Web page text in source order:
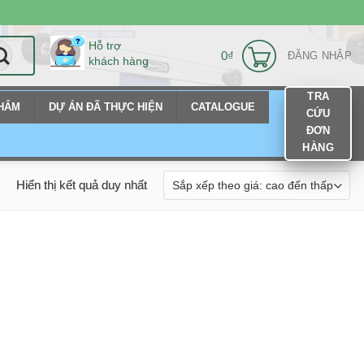
Hỗ trợ
khách hàng
0₫ ĐĂNG NHẬP
DỰ ÁN ĐÃ THỰC HIỆN CATALOGUE
TRA
CỨU
ĐƠN
HÀNG
Hiển thị kết quả duy nhất